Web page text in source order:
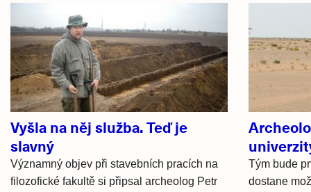
Související
články
Vyšla na něj služba. Teď je
slavný
Významný objev při stavebních pracích na
filozofické fakultě si připsal archeolog Petr
Tým bude
dostane